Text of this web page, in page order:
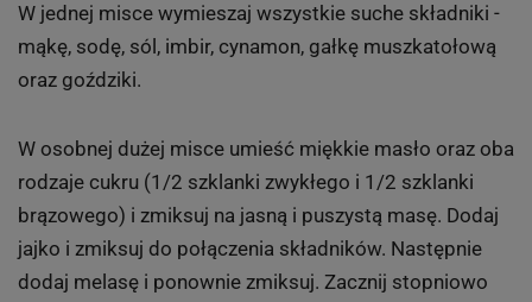
W jednej misce wymieszaj wszystkie suche składniki -
mąkę, sodę, sól, imbir, cynamon, gałkę muszkatołową
oraz goździki.
W osobnej dużej misce umieść miękkie masło oraz oba
rodzaje cukru (1/2 szklanki zwykłego i 1/2 szklanki
brązowego) i zmiksuj na jasną i puszystą masę. Dodaj
jajko i zmiksuj do połączenia składników. Następnie
dodaj melasę i ponownie zmiksuj. Zacznij stopniowo